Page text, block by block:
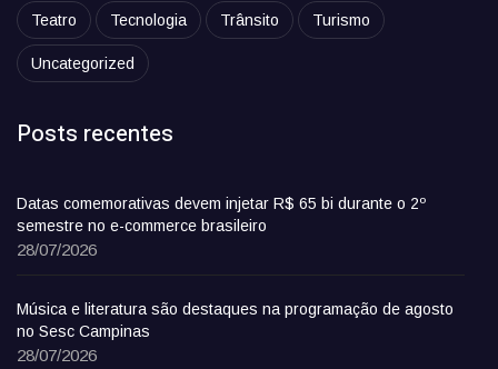
Teatro Tecnologia Trânsito Turismo
Uncategorized
Posts recentes
Datas comemorativas devem injetar R$ 65 bi durante o 2º
semestre no e-commerce brasileiro
28/07/2026
Música e literatura são destaques na programação de agosto
no Sesc Campinas
28/07/2026